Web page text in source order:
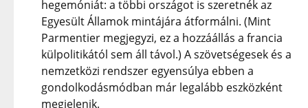
hegemóniát: a többi országot is szeretnék az
Egyesült Államok mintájára átformálni. (Mint
Parmentier megjegyzi, ez a hozzáállás a francia
külpolitikától sem áll távol.) A szövetségesek és a
nemzetközi rendszer egyensúlya ebben a
gondolkodásmódban már legalább eszközként
megjelenik.